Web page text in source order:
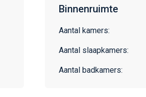
Binnenruimte
Aantal kamers:
Aantal slaapkamers:
Aantal badkamers: